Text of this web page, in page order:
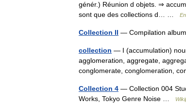
génér.) Réunion d objets. ⇒
sont que des collections d… …
Collection II — Compilation
collection — I (accumulation)
agglomeration, aggregate,
conglomerate, conglomeration,
Collection 4 — Collection 004
Works, Tokyo Genre Noise …